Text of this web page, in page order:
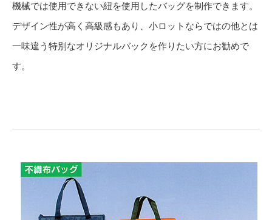
機械では使用できない紐を使用したバッグを制作できます。
デザイン性が高く高級感もあり、小ロットならではの他とは
一味違う特別なオリジナルバックを作りたい方にお勧めで
す。